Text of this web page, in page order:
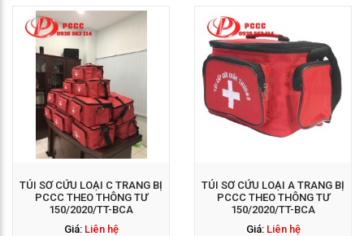
TÚI SƠ CỨU LOẠI C TRANG BỊ
PCCC THEO THÔNG TƯ
150/2020/TT-BCA
Giá: Liên hệ
GỌI NGAY: 0938 563
114
TÚI SƠ CỨU LOẠI A TRANG BỊ
PCCC THEO THÔNG TƯ
150/2020/TT-BCA
Giá: Liên hệ